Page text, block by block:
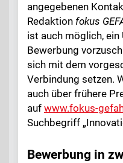
angegebenen
Redaktion fokus
ist auch möglich, ein
Bewerbung
sich mit dem
Verbindung setzen.
auch über frühere
auf www.fokus-
Suchbegriff
Bewerbung in